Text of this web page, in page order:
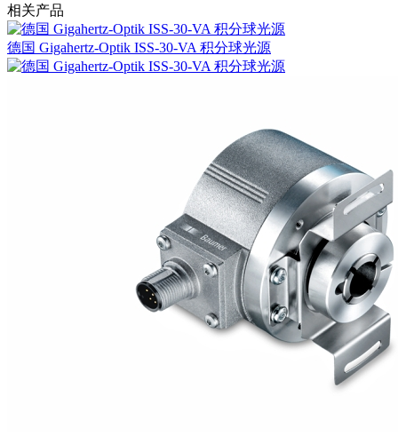
相关产品
德国 Gigahertz-Optik ISS-30-VA 积分球光源